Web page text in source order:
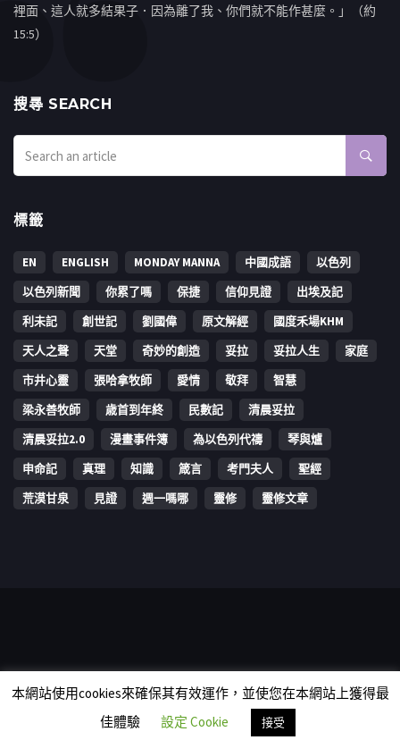
裡面、這人就多結果子．因為離了我、你們就不能作甚麼。」（約
15:5）
搜㝷 SEARCH
標籤
EN ENGLISH MONDAY MANNA 中國成語
以色列
以色列新聞
你累了嗎 保捷 信仰見證
出埃及記
利未記
創世記 劉國偉 原文解經
國度禾場KHM
天人之聲
天堂 奇妙的創造 妥拉 妥拉人生
家庭
市井心靈
張哈拿牧師 愛情 敬拜
智慧
梁永善牧師
歳首到年終 民數記
清晨妥拉
清晨妥拉2.0
漫畫事件簿 為以色列代禱
琴與爐
申命記
真理 知識 箴言 考門夫人
聖經
荒漠甘泉
見證 週一嗎哪 靈修 靈修文章
rights reserved.
本網站使用cookies來確保其有效運作，並使您在本網站上獲得最
佳體驗
設定 Cookie 接受